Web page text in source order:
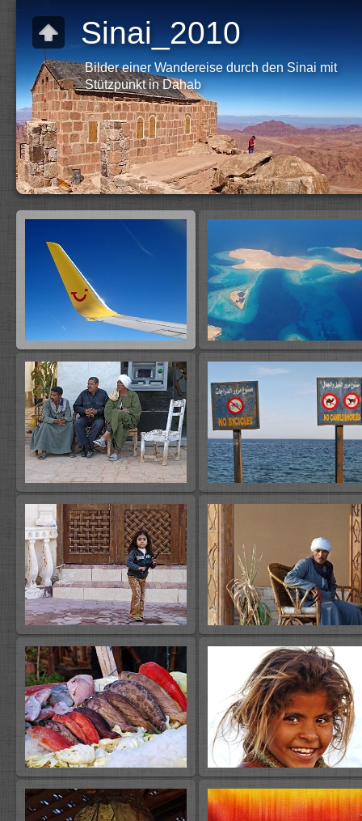
Sinai_2010
Bilder einer Wandereise durch den Sinai mit
Stützpunkt in Dahab